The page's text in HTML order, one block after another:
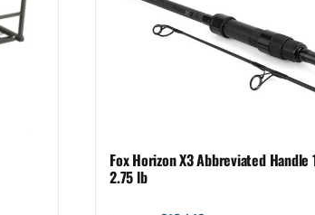
Fox Horizon X3 Abbreviated Handle
2.75 lb